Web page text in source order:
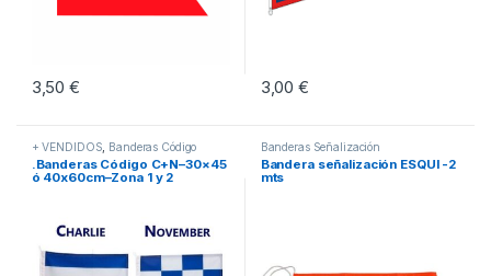
3,50€ 3,00€
+ VENDIDOS Banderas Código
Señales
Banderas Señalización
.Banderas Código C+N–30×45
ó 40x60cm–Zona 1 y 2
Banderas Señalización
Bandera señalización ESQUI -2
mts